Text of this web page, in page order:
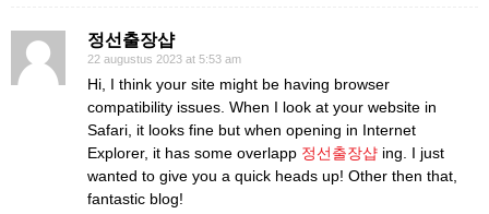
정선출장샵
22 augustus 2023 at 5:53 am
Hi, I think your site might be having browser
compatibility issues. When I look at your website in
Safari, it looks fine but when opening in Internet
Explorer, it has some overlapp 정선출장샵 ing. I just
wanted to give you a quick heads up! Other then that,
fantastic blog!